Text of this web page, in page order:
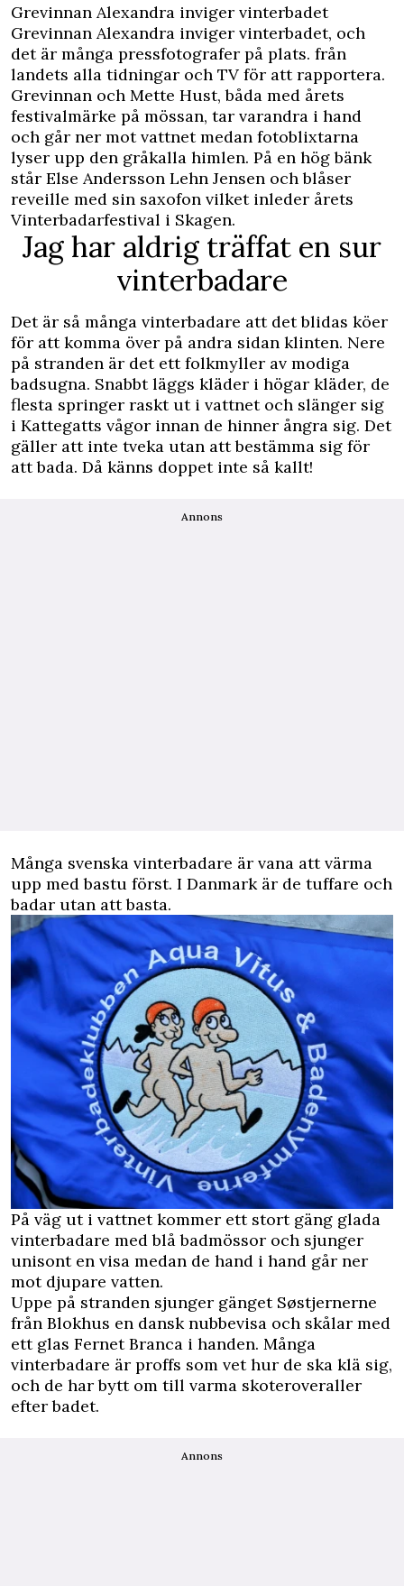
Grevinnan Alexandra inviger vinterbadet
Grevinnan Alexandra inviger vinterbadet, och
det är många pressfotografer på plats. från
landets alla tidningar och TV för att rapportera.
Grevinnan och Mette Hust, båda med årets
festivalmärke på mössan, tar varandra i hand
och går ner mot vattnet medan fotoblixtarna
lyser upp den gråkalla himlen. På en hög bänk
står Else Andersson Lehn Jensen och blåser
reveille med sin saxofon vilket inleder årets
Vinterbadarfestival i Skagen.
Jag har aldrig träffat en sur
vinterbadare
Det är så många vinterbadare att det blidas köer
för att komma över på andra sidan klinten. Nere
på stranden är det ett folkmyller av modiga
badsugna. Snabbt läggs kläder i högar kläder, de
flesta springer raskt ut i vattnet och slänger sig
i Kattegatts vågor innan de hinner ångra sig. Det
gäller att inte tveka utan att bestämma sig för
att bada. Då känns doppet inte så kallt!
Annons
Många svenska vinterbadare är vana att värma
upp med bastu först. I Danmark är de tuffare och
badar utan att basta.
På väg ut i vattnet kommer ett stort gäng glada
vinterbadare med blå badmössor och sjunger
unisont en visa medan de hand i hand går ner
mot djupare vatten.
Uppe på stranden sjunger gänget Søstjernerne
från Blokhus en dansk nubbevisa och skålar med
ett glas Fernet Branca i handen. Många
vinterbadare är proffs som vet hur de ska klä sig,
och de har bytt om till varma skoteroveraller
efter badet.
Annons